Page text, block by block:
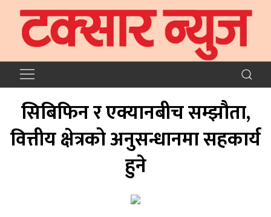
सिबिफिन र एक्यानबीच सम्झौता,
वित्तीय क्षेत्रको अनुसन्धानमा सहकार्य
हुने